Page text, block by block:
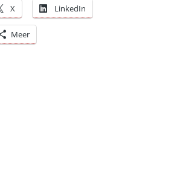
X LinkedIn
Meer